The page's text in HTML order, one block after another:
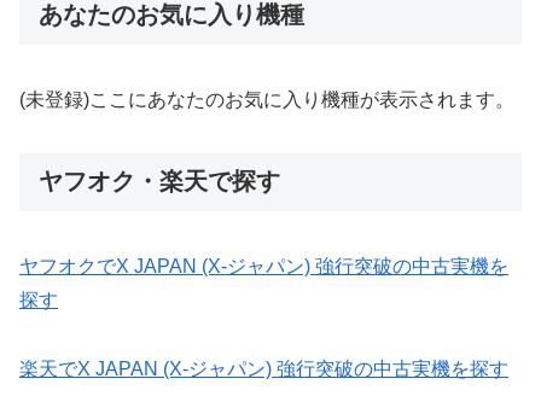
あなたのお気に入り機種
(未登録)ここにあなたのお気に入り機種が表示されます。
ヤフオク・楽天で探す
ヤフオクでX JAPAN (X-ジャパン) 強行突破の中古実機を
探す
楽天でX JAPAN (X-ジャパン) 強行突破の中古実機を探す